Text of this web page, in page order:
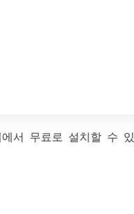
서 무료로 설치할 수